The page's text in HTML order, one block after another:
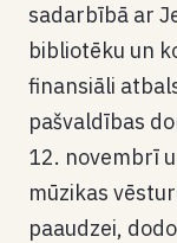
sadarbībā ar
bibliotēku un
finansiāli
pašvaldības
12. novembrī
mūzikas
paaudzei,